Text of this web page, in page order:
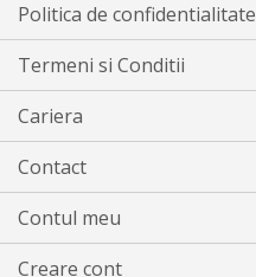
Politica de confidentialitate
Termeni si Conditii
Cariera
Contact
Contul meu
Creare cont